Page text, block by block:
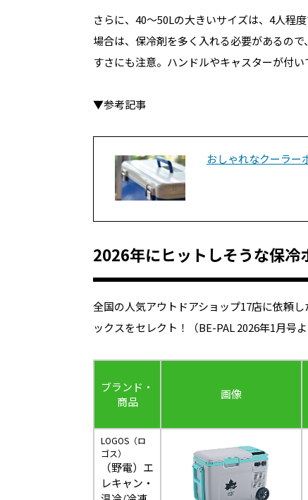
さらに、40〜50Lの大きいサイズは、4人程
場合は、保冷剤を多く入れる必要があるの
すさにも注意。ハンドルやキャスターが付
▼参考記事
おしゃれなクーラー
2026年にヒットしそうな保冷
全国の人気アウトドアショップ17店に依頼
ックスをセレクト！（BE-PAL 2026年1月号よ
ブランド・
商品
画像
LOGOS（ロ
ゴス）
（野電）エ
レキャン・